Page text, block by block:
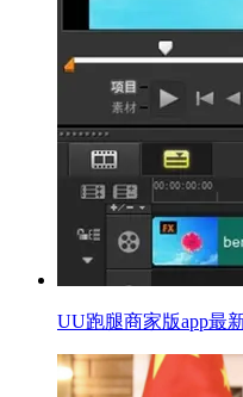
UU跑腿商家版app最